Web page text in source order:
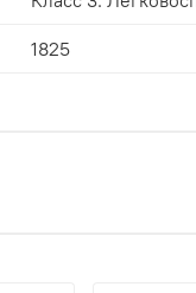
1825